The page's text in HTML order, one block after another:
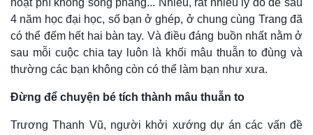
hoạt phí không sòng phẳng... Nhiều, rất nhiều lý do để sau
4 năm học đại học, số bạn ở ghép, ở chung cùng Trang đã
có thể đếm hết hai bàn tay. Và điều đáng buồn nhất nằm ở
sau mỗi cuộc chia tay luôn là khối mâu thuẫn to đùng và
thường các bạn không còn có thể làm bạn như xưa.
Đừng để chuyện bé tích thành mâu thuẫn to
Trương Thanh Vũ, người khởi xướng dự án các vấn đề